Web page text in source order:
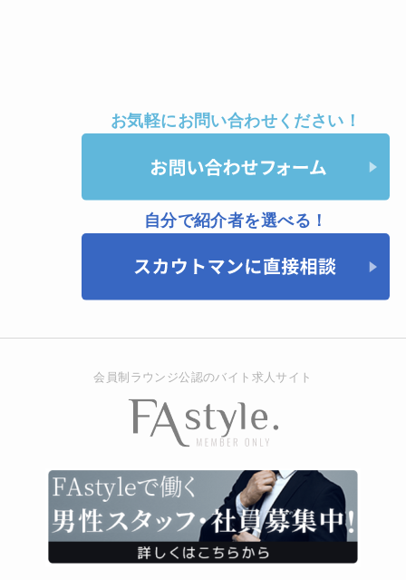
お気軽にお問い合わせください！
自分で紹介者を選べる！
会員制ラウンジ公認のバイト求人サイト